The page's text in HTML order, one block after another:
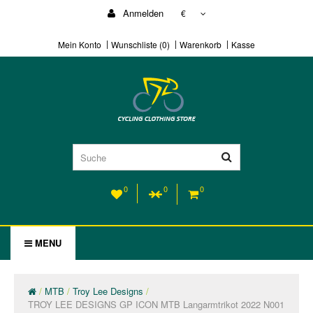
Anmelden €
Mein Konto Wunschliste (0) Warenkorb Kasse
0 0 0
MENU
MTB
Troy Lee Designs
TROY LEE DESIGNS GP ICON MTB Langarmtrikot 2022 N001